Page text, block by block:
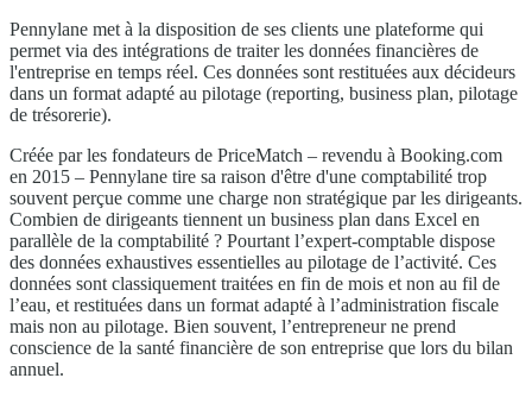
Pennylane met à la disposition de ses clients une plateforme qui
permet via des intégrations de traiter les données financières de
l'entreprise en temps réel. Ces données sont restituées aux décideurs
dans un format adapté au pilotage (reporting, business plan, pilotage
de trésorerie).
Créée par les fondateurs de PriceMatch – revendu à Booking.com
en 2015 – Pennylane tire sa raison d'être d'une comptabilité trop
souvent perçue comme une charge non stratégique par les dirigeants.
Combien de dirigeants tiennent un business plan dans Excel en
parallèle de la comptabilité ? Pourtant l’expert-comptable dispose
des données exhaustives essentielles au pilotage de l’activité. Ces
données sont classiquement traitées en fin de mois et non au fil de
l’eau, et restituées dans un format adapté à l’administration fiscale
mais non au pilotage. Bien souvent, l’entrepreneur ne prend
conscience de la santé financière de son entreprise que lors du bilan
annuel.